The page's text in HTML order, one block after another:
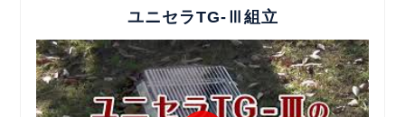
ユニセラTG-Ⅲ組立